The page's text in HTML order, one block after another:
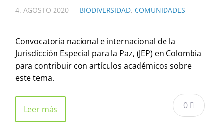
4. AGOSTO 2020 BIODIVERSIDAD, COMUNIDADES
Convocatoria nacional e internacional de la
Jurisdicción Especial para la Paz, (JEP) en Colombia
para contribuir con artículos académicos sobre
este tema.
0
Leer más